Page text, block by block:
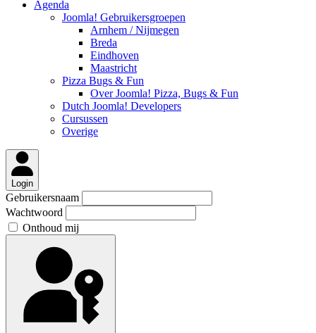
Agenda
Joomla! Gebruikersgroepen
Arnhem / Nijmegen
Breda
Eindhoven
Maastricht
Pizza Bugs & Fun
Over Joomla! Pizza, Bugs & Fun
Dutch Joomla! Developers
Cursussen
Overige
Login
Gebruikersnaam
Wachtwoord
Onthoud mij